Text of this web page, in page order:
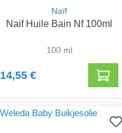
Naïf
Naif Huile Bain Nf 100ml
100 ml
14,55 €